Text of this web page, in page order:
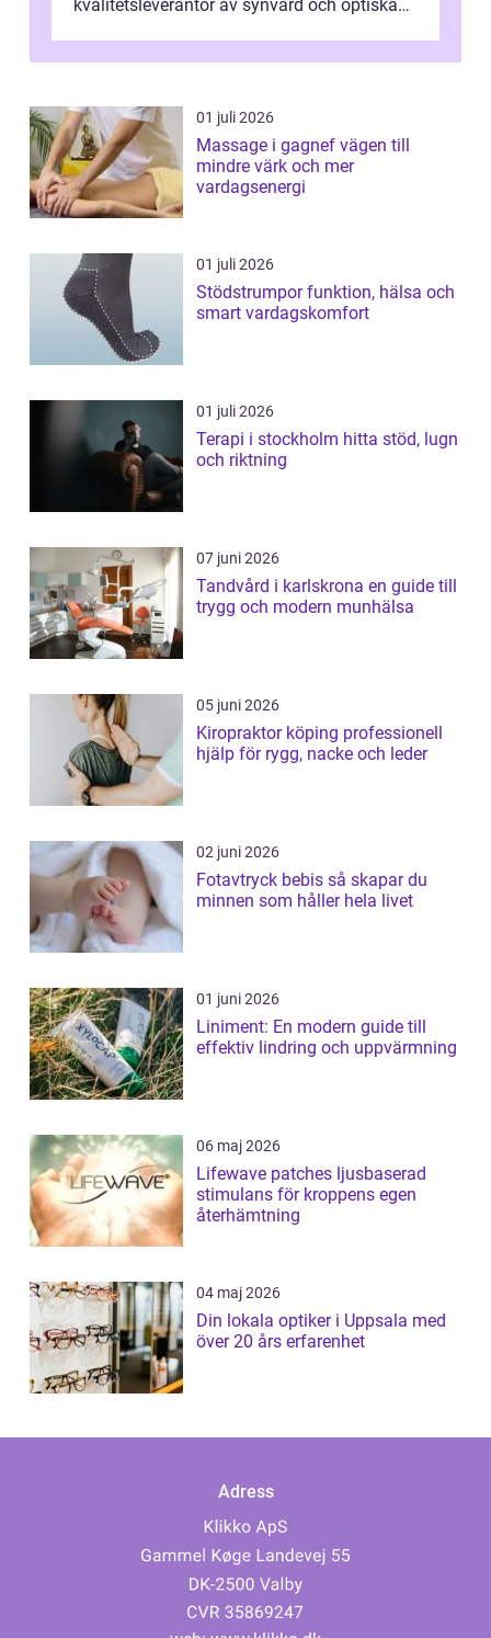
kvalitetsleverantör av synvård och optiska
01 juli 2026
Massage i gagnef vägen till
mindre värk och mer
vardagsenergi
01 juli 2026
Stödstrumpor funktion, hälsa och
smart vardagskomfort
01 juli 2026
Terapi i stockholm hitta stöd, lugn
och riktning
07 juni 2026
Tandvård i karlskrona en guide till
trygg och modern munhälsa
05 juni 2026
Kiropraktor köping professionell
hjälp för rygg, nacke och leder
02 juni 2026
Fotavtryck bebis så skapar du
minnen som håller hela livet
01 juni 2026
Liniment: En modern guide till
effektiv lindring och uppvärmning
06 maj 2026
Lifewave patches ljusbaserad
stimulans för kroppens egen
återhämtning
04 maj 2026
Din lokala optiker i Uppsala med
över 20 års erfarenhet
Adress